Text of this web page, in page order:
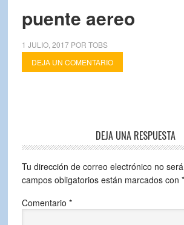
puente aereo
1 JULIO, 2017POR TOBS
DEJA UN COMENTARIO
DEJA UNA RESPUESTA
Tu dirección de correo electrónico no
campos obligatorios están marcados con *
Comentario *